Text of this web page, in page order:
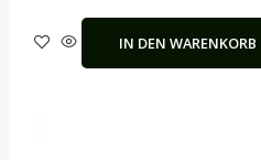
IN DEN WARENKORB